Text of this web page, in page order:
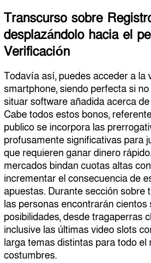
Transcurso sobre
desplazándolo hacia el
Verificación
Todavía así, puedes acceder a la
smartphone, siendo perfecta si
situar software añadida acerca
Cabe todos estos bonos,
publico se incorpora las
profusamente significativas para
que requieren ganar dinero
mercados bindan cuotas altas
incrementar el consecuencia de
apuestas. Durante sección sobre
las personas encontrarán cientos
posibilidades, desde tragaperras
inclusive las últimas video slots
larga temas distintas para todo el
costumbres.